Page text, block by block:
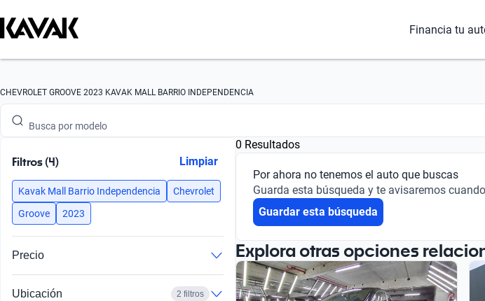
Financia tu
CHEVROLET GROOVE 2023 KAVAK MALL BARRIO INDEPENDENCIA
Busca por marca
Busca por modelo
Busca por año
Busca por marca
Busca por versión
Filtros (4) Limpiar
Kavak Mall Barrio Independencia
Chevrolet
Groove
2023
Precio
Ubicación 2 filtros
0 Resultados
Por ahora no tenemos el auto que buscas
Guarda esta búsqueda y te avisaremos
Guardar esta búsqueda
Explora otras opciones